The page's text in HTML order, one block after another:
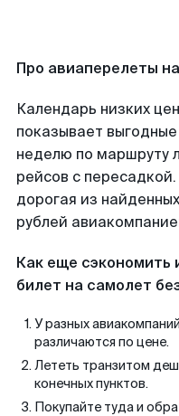
Про авиаперелеты
Календарь низких
показывает
неделю по маршруту
рейсов с
дорогая из
рублей
Как еще сэкономить
билет на самолет
У разных
различаются по цене.
Лететь транзитом
конечных пунктов.
Покупайте туда и